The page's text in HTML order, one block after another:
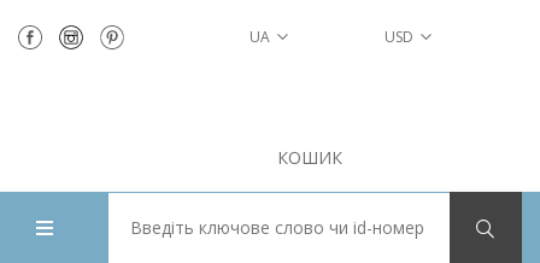
UA USD
КОШИК